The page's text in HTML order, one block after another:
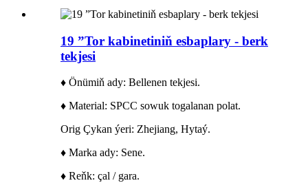
19 ”Tor kabinetiniň esbaplary - berk
tekjesi
♦ Önümiň ady: Bellenen tekjesi.
♦ Material: SPCC sowuk togalanan polat.
Orig Çykan ýeri: Zhejiang, Hytaý.
♦ Marka ady: Sene.
♦ Reňk: çal / gara.